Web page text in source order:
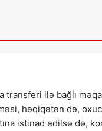
transferi ilə bağlı
həqiqətən də,
istinad edilsə də,